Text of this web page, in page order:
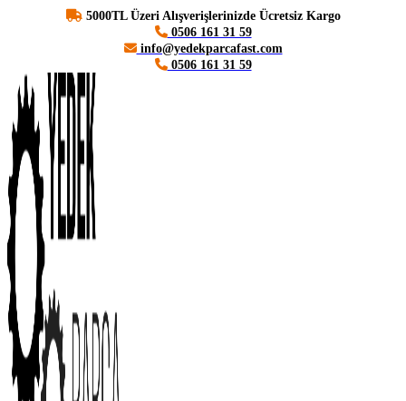
5000TL Üzeri Alışverişlerinizde Ücretsiz Kargo
0506 161 31 59
info@yedekparcafast.com
0506 161 31 59